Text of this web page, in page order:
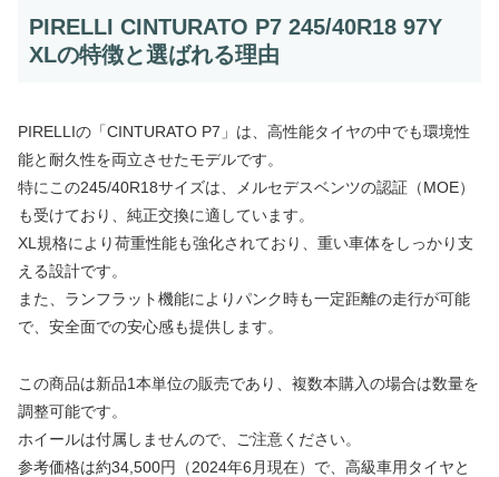
PIRELLI CINTURATO P7 245/40R18 97Y
XLの特徴と選ばれる理由
PIRELLIの「CINTURATO P7」は、高性能タイヤの中でも環境性
能と耐久性を両立させたモデルです。
特にこの245/40R18サイズは、メルセデスベンツの認証（MOE）
も受けており、純正交換に適しています。
XL規格により荷重性能も強化されており、重い車体をしっかり支
える設計です。
また、ランフラット機能によりパンク時も一定距離の走行が可能
で、安全面での安心感も提供します。
この商品は新品1本単位の販売であり、複数本購入の場合は数量を
調整可能です。
ホイールは付属しませんので、ご注意ください。
参考価格は約34,500円（2024年6月現在）で、高級車用タイヤと